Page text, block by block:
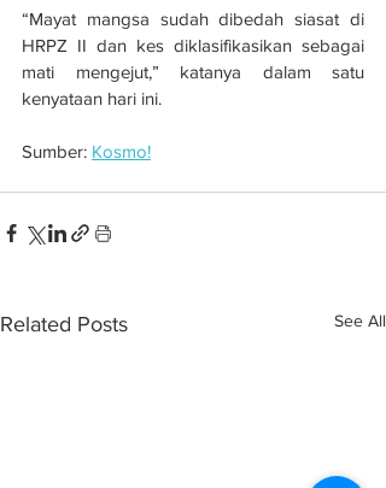
“Mayat mangsa sudah dibedah siasat di
HRPZ II dan kes diklasifikasikan sebagai
mati mengejut,” katanya dalam satu
kenyataan hari ini.
Sumber: Kosmo!
Related Posts See All